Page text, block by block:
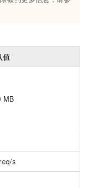
值
MB
s